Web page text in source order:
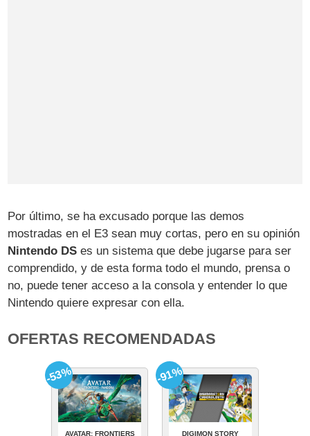
Por último, se ha excusado porque las demos
mostradas en el E3 sean muy cortas, pero en su opinión
Nintendo DS es un sistema que debe jugarse para ser
comprendido, y de esta forma todo el mundo, prensa o
no, puede tener acceso a la consola y entender lo que
Nintendo quiere expresar con ella.
OFERTAS RECOMENDADAS
AVATAR: FRONTIERS
-53%
DIGIMON STORY
-91%